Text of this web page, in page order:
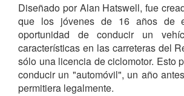
Diseñado por Alan Hatswell, fue
que los jóvenes de 16 años de
oportunidad de conducir un
características en las carreteras del
sólo una licencia de ciclomotor. Esto
conducir un "automóvil", un año
permitiera legalmente.